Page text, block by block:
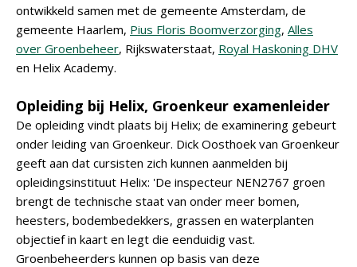
ontwikkeld samen met de gemeente Amsterdam, de
gemeente Haarlem, Pius Floris Boomverzorging, Alles
over Groenbeheer, Rijkswaterstaat, Royal Haskoning DHV
en Helix Academy.
Opleiding bij Helix, Groenkeur examenleider
De opleiding vindt plaats bij Helix; de examinering gebeurt
onder leiding van Groenkeur. Dick Oosthoek van Groenkeur
geeft aan dat cursisten zich kunnen aanmelden bij
opleidingsinstituut Helix: 'De inspecteur NEN2767 groen
brengt de technische staat van onder meer bomen,
heesters, bodembedekkers, grassen en waterplanten
objectief in kaart en legt die eenduidig vast.
Groenbeheerders kunnen op basis van deze